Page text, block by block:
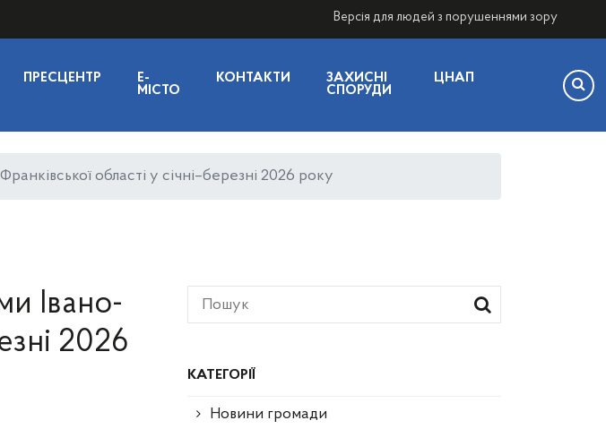
Версія для людей з порушеннями зору
ПРЕСЦЕНТР
E-
МІСТО
КОНТАКТИ
ЗАХИСНІ
СПОРУДИ
ЦНАП
області у січні–березні 2026 року
КАТЕГОРІЇ
Новини громади
Івано-
2026